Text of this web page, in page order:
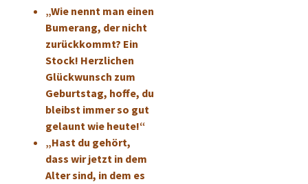
„Wie nennt man einen
Bumerang, der nicht
zurückkommt? Ein
Stock! Herzlichen
Glückwunsch zum
Geburtstag, hoffe, du
bleibst immer so gut
gelaunt wie heute!“
„Hast du gehört,
dass wir jetzt in dem
Alter sind, in dem es